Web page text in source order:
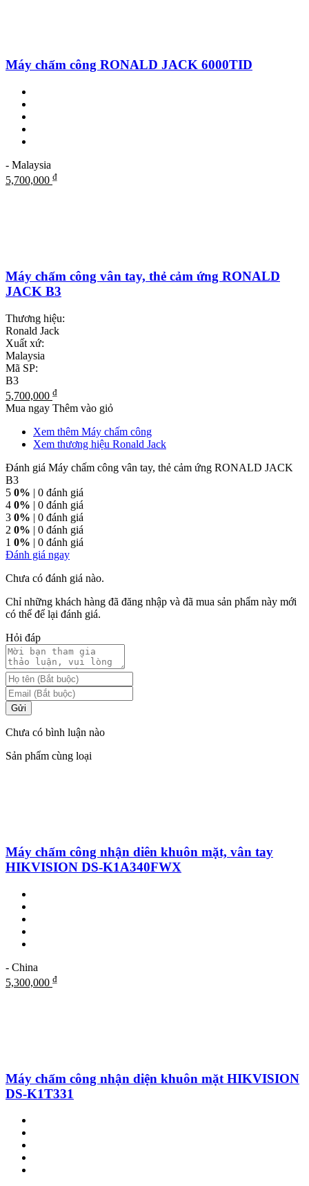
Máy chấm công RONALD JACK 6000TID
- Malaysia
5,700,000 ₫
Máy chấm công vân tay, thẻ cảm ứng RONALD
JACK B3
Thương hiệu:
Ronald Jack
Xuất xứ:
Malaysia
Mã SP:
B3
5,700,000 ₫
Mua ngay Thêm vào giỏ
Xem thêm Máy chấm công
Xem thương hiệu Ronald Jack
Đánh giá Máy chấm công vân tay, thẻ cảm ứng RONALD JACK
B3
5 0% | 0 đánh giá
4 0% | 0 đánh giá
3 0% | 0 đánh giá
2 0% | 0 đánh giá
1 0% | 0 đánh giá
Đánh giá ngay
Chưa có đánh giá nào.
Chỉ những khách hàng đã đăng nhập và đã mua sản phẩm này mới
có thể để lại đánh giá.
Hỏi đáp
Gửi
Chưa có bình luận nào
Sản phẩm cùng loại
Máy chấm công nhận diên khuôn mặt, vân tay
HIKVISION DS-K1A340FWX
- China
5,300,000 ₫
Máy chấm công nhận diện khuôn mặt HIKVISION
DS-K1T331